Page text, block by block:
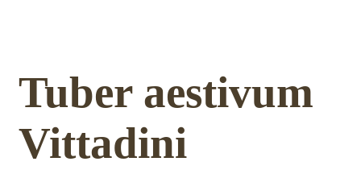
Tuber aestivum
Vittadini